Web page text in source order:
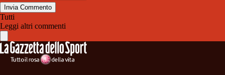
Invia Commento
Tutti
Leggi altri commenti